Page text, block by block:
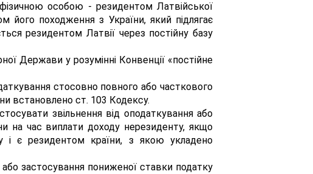
особою - резидентом Латвійської
його походження з України, який підлягає
резидентом Латвії через постійну базу
Держави у розумінні Конвенції «постійне
стосовно повного або часткового
встановлено ст. 103 Кодексу.
звільнення від оподаткування або
на час виплати доходу нерезиденту, якщо
і є резидентом країни, з якою укладено
застосування пониженої ставки податку